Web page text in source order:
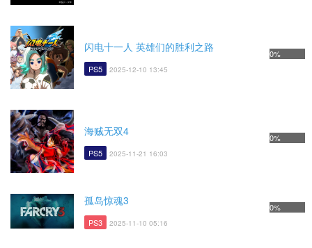
闪电十一人 英雄们的胜利之路
PS5 2025-12-10 13:45
0%
海贼无双4
PS5 2025-11-21 16:03
0%
孤岛惊魂3
PS3 2025-11-10 05:16
0%